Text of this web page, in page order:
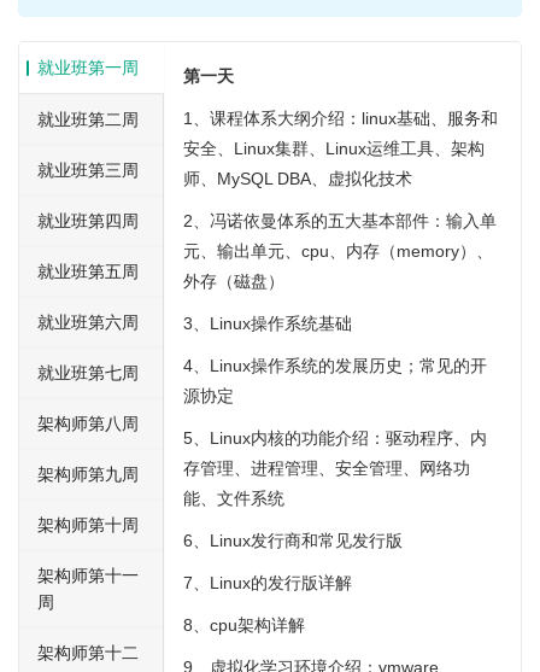
就业班第一周
就业班第二周
就业班第三周
就业班第四周
就业班第五周
就业班第六周
就业班第七周
架构师第八周
架构师第九周
架构师第十周
架构师第十一
周
架构师第十二
第一天
1、课程体系大纲介绍：linux基础、服务和
安全、Linux集群、Linux运维工具、架构
师、MySQL DBA、虚拟化技术
2、冯诺依曼体系的五大基本部件：输入单
元、输出单元、cpu、内存（memory）、
外存（磁盘）
3、Linux操作系统基础
4、Linux操作系统的发展历史；常见的开
源协定
5、Linux内核的功能介绍：驱动程序、内
存管理、进程管理、安全管理、网络功
能、文件系统
6、Linux发行商和常见发行版
7、Linux的发行版详解
8、cpu架构详解
9、虚拟化学习环境介绍：vmware、